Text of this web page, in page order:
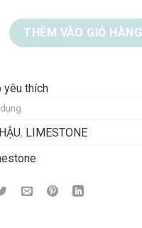
08-8811 số lượng
THÊM VÀO GIỎ HÀNG
yêu thích
, LIMESTONE